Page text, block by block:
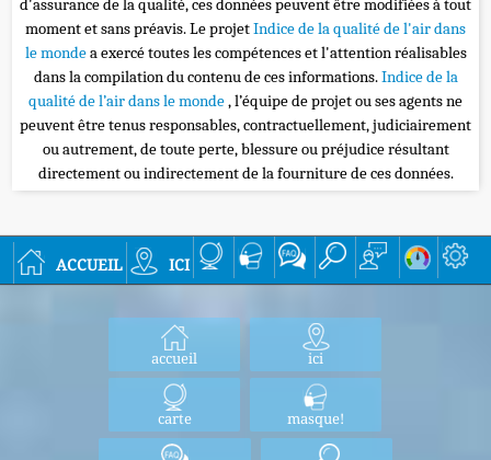
d'assurance de la qualité, ces données peuvent être modifiées à tout
moment et sans préavis. Le projetIndice de la qualité de l'air dans
le mondea exercé toutes les compétences et l'attention réalisables
dans la compilation du contenu de ces informations.Indice de la
qualité de l’air dans le monde, l’équipe de projet ou ses agents ne
peuvent être tenus responsables, contractuellement, judiciairement
ou autrement, de toute perte, blessure ou préjudice résultant
directement ou indirectement de la fourniture de ces données.
accueil ici
accueil ici
carte masque!